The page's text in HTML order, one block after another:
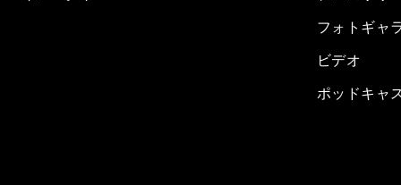
フォトギャ
ビデオ
ポッドキャ